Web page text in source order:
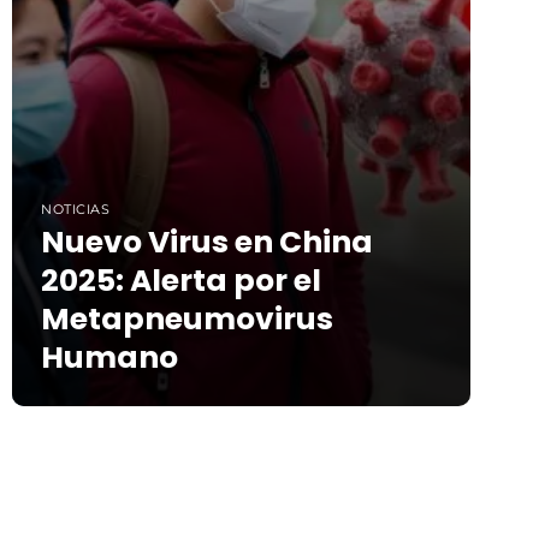
NOTICIAS
Nuevo Virus en China
2025: Alerta por el
Metapneumovirus
Humano